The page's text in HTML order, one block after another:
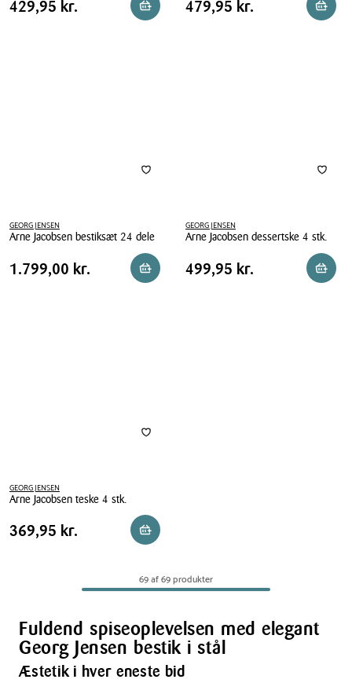
Jensen
Pris
Pris 429,95 kr.
429,95 kr. Reservér i butik
Cobra
Pris
Pris 479,95 kr.
479,95 kr.
GEORG JENSEN
Arne Jacobsen bestiksæt 24 dele
Arne
Jacobsen
Pris
Pris 1.799,00 kr.
1.799,00 kr. Reservér i butik
GEORG JENSEN
Arne Jacobsen dessertske 4 stk.
Arne
Jacobsen
Pris
Pris 499,95 kr.
499,95 kr.
GEORG JENSEN
Arne Jacobsen teske 4 stk.
Arne
Jacobsen
Pris
Pris 369,95 kr.
369,95 kr. Læg i kurv
69 af 69 produkter
Fuldend spiseoplevelsen med elegant
Georg Jensen bestik i stål
Æstetik i hver eneste bid